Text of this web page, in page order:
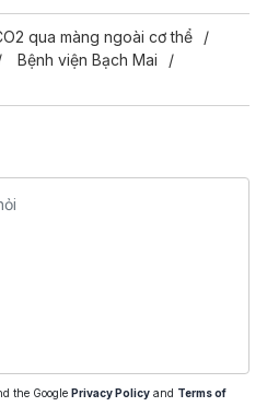
qua màng ngoài cơ thể
Bệnh viện Bạch Mai
the Google Privacy Policy and Terms of